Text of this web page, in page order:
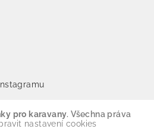
pro karavany. Všechna práva
nastavení cookies